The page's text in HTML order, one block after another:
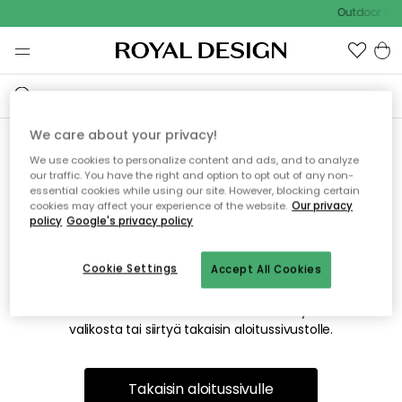
Outdoor
Emme valitettavasti löydä
etsimääsi sivua
Tämä voi johtua siitä, että sivua ei enää ole tai siitä, että se
on siirretty muualle. Pahoittelemme tästä mahdollisesti
valikosta tai siirtyä takaisin aloitussivustolle.
Takaisin aloitussivulle
We care about your privacy!
We use cookies to personalize content and ads, and to analyze
our traffic. You have the right and option to opt out of any non-
essential cookies while using our site. However, blocking certain
cookies may affect your experience of the website. Our privacy
policy Google's privacy policy
Accept All Cookies
Cookie Settings